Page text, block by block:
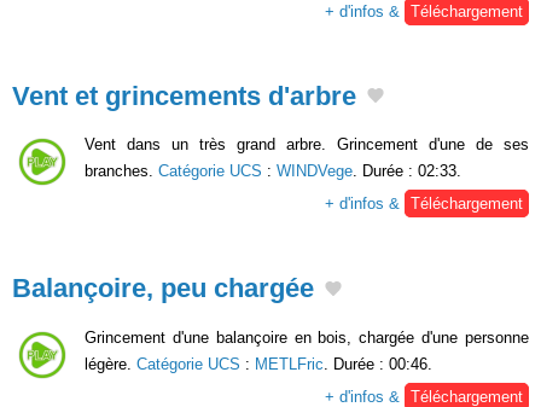
+ d'infos &
Téléchargement
Vent et grincements d'arbre
Vent dans un très grand arbre. Grincement d'une de ses
branches. Catégorie UCS : WINDVege. Durée : 02:33.
+ d'infos & Téléchargement
Balançoire, peu chargée
Grincement d'une balançoire en bois, chargée d'une personne
légère. Catégorie UCS : METLFric . Durée : 00:46.
+ d'infos &
Téléchargement